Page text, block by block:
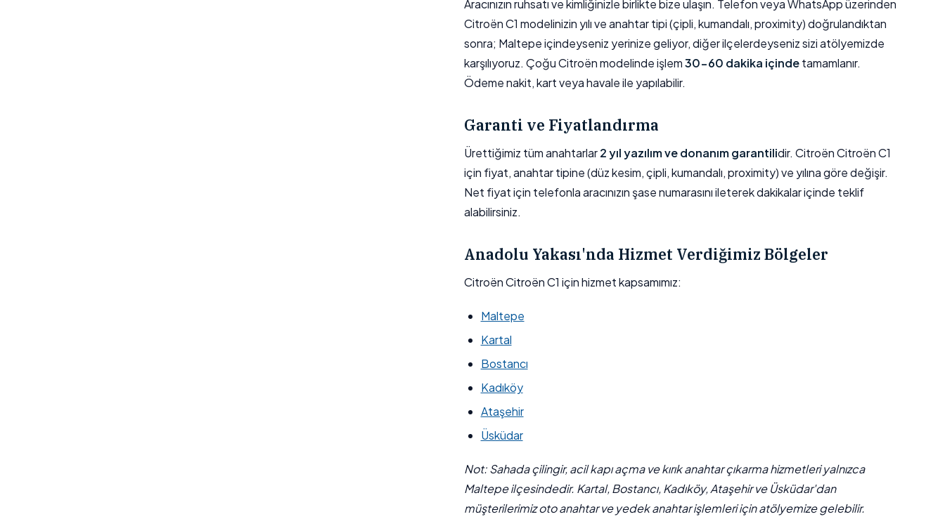
Aracınızın ruhsatı ve kimliğinizle birlikte bize ulaşın. Telefon veya WhatsApp üzerinden
Citroën C1 modelinizin yılı ve anahtar tipi (çipli, kumandalı, proximity) doğrulandıktan
sonra; Maltepe içindeyseniz yerinize geliyor, diğer ilçelerdeyseniz sizi atölyemizde
karşılıyoruz. Çoğu Citroën modelinde işlem30-60 dakika içindetamamlanır.
Ödeme nakit, kart veya havale ile yapılabilir.
Garanti ve Fiyatlandırma
Ürettiğimiz tüm anahtarlar2 yıl yazılım ve donanım garantilidir. Citroën Citroën C1
için fiyat, anahtar tipine (düz kesim, çipli, kumandalı, proximity) ve yılına göre değişir.
Net fiyat için telefonla aracınızın şase numarasını ileterek dakikalar içinde teklif
alabilirsiniz.
Anadolu Yakası'nda Hizmet Verdiğimiz Bölgeler
Citroën Citroën C1 için hizmet kapsamımız:
Maltepe
Kartal
Bostancı
Kadıköy
Ataşehir
Üsküdar
Not: Sahada çilingir, acil kapı açma ve kırık anahtar çıkarma hizmetleri yalnızca
Maltepe ilçesindedir. Kartal, Bostancı, Kadıköy, Ataşehir ve Üsküdar'dan
müşterilerimiz oto anahtar ve yedek anahtar işlemleri için atölyemize gelebilir.